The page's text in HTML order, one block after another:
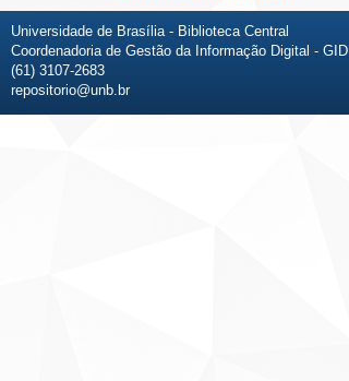
Universidade de Brasília - Biblioteca Central
Coordenadoria de Gestão da Informação Digital - GID
(61) 3107-2683
repositorio@unb.br